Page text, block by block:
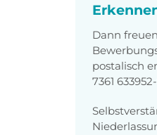
Dann
postalisch
7361